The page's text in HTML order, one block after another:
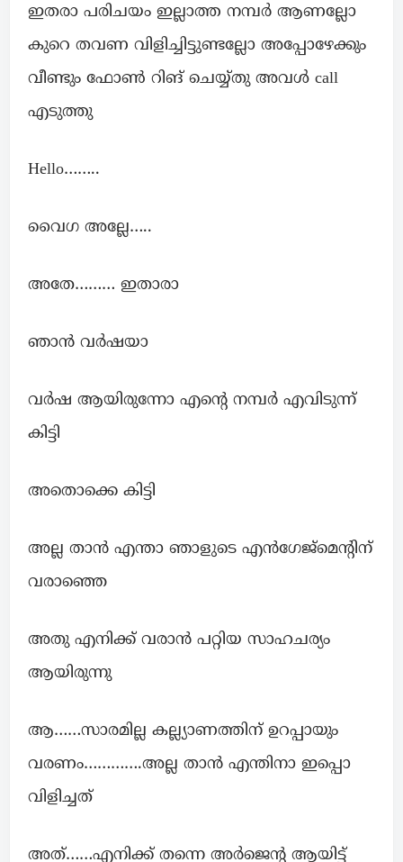
ഇതരാ പരിചയം ഇല്ലാത്ത നമ്പർ ആണല്ലോ
കുറെ തവണ വിളിച്ചിട്ടുണ്ടല്ലോ അപ്പോഴേക്കും
വീണ്ടും ഫോൺ റിങ് ചെയ്യ്തു അവൾ call
എടുത്തു
Hello……..
വൈഗ അല്ലേ…..
അതേ……… ഇതാരാ
ഞാൻ വർഷയാ
വർഷ ആയിരുന്നോ എന്റെ നമ്പർ എവിടുന്ന്
കിട്ടി
അതൊക്കെ കിട്ടി
അല്ല താൻ എന്താ ഞാളുടെ എൻഗേജ്മെന്റിന്
വരാഞ്ഞെ
അതു എനിക്ക് വരാൻ പറ്റിയ സാഹചര്യം
ആയിരുന്നു
ആ……സാരമില്ല കല്ല്യാണത്തിന് ഉറപ്പായും
വരണം………….അല്ല താൻ എന്തിനാ ഇപ്പൊ
വിളിച്ചത്
അത്……എനിക്ക് തന്നെ അർജെന്റ ആയിട്ട്